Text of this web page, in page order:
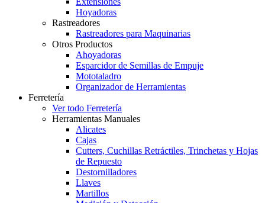
Hoyadoras
Rastreadores
Rastreadores para Maquinarias
Otros Productos
Ahoyadoras
Esparcidor de Semillas de Empuje
Mototaladro
Organizador de Herramientas
Ferretería
Ver todo Ferretería
Herramientas Manuales
Alicates
Cajas
Cutters, Cuchillas Retráctiles, Trinchetas y Hojas
de Repuesto
Destornilladores
Llaves
Martillos